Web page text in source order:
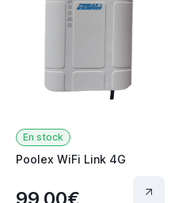
En stock
Poolex WiFi Link 4G